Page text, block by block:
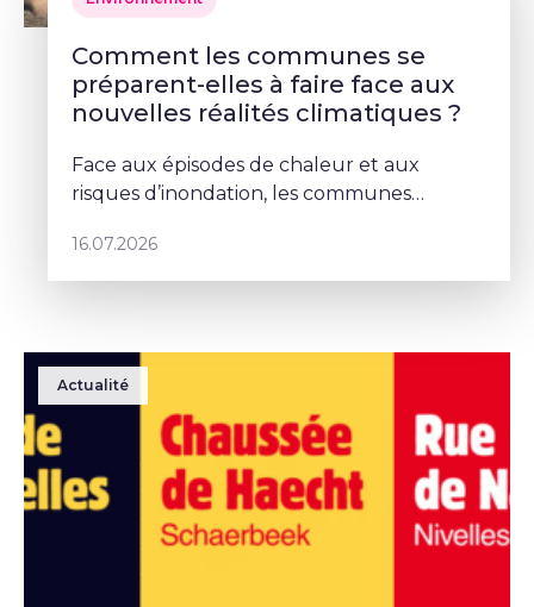
Comment les communes se
préparent-elles à faire face aux
nouvelles réalités climatiques ?
Face aux épisodes de chaleur et aux
risques d’inondation, les communes
Schaerbeek, Deborah Lorenzino mise sur la
végétalisation et la participation cito
16.07.2026
Actualité